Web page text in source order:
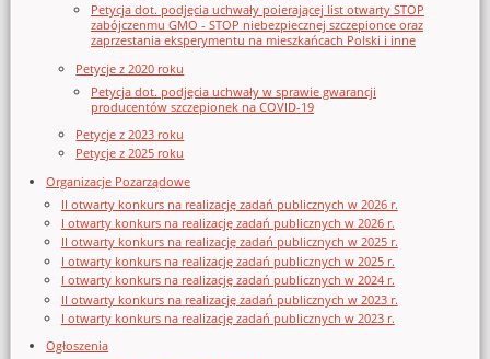
Petycja dot. podjęcia uchwały poierającej list otwarty STOP
zabójczenmu GMO - STOP niebezpiecznej szczepionce oraz
zaprzestania eksperymentu na mieszkańcach Polski i inne
Petycje z 2020 roku
Petycja dot. podjęcia uchwały w sprawie gwarancji
producentów szczepionek na COVID-19
Petycje z 2023 roku
Petycje z 2025 roku
Organizacje Pozarządowe
II otwarty konkurs na realizację zadań publicznych w 2026 r.
I otwarty konkurs na realizację zadań publicznych w 2026 r.
II otwarty konkurs na realizację zadań publicznych w 2025 r.
I otwarty konkurs na realizację zadań publicznych w 2025 r.
I otwarty konkurs na realizację zadań publicznych w 2024 r.
II otwarty konkurs na realizację zadań publicznych w 2023 r.
I otwarty konkurs na realizację zadań publicznych w 2023 r.
Ogłoszenia